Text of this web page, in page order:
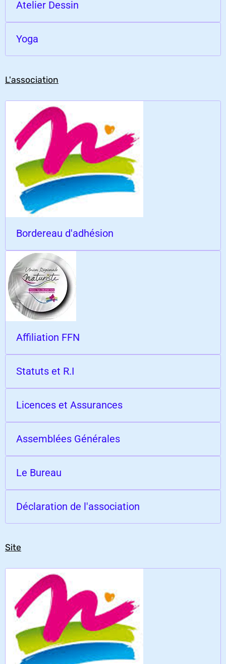
Atelier Dessin
Yoga
L'association
Bordereau d'adhésion
Affiliation FFN
Statuts et R.I
Licences et Assurances
Assemblées Générales
Le Bureau
Déclaration de l'association
Site